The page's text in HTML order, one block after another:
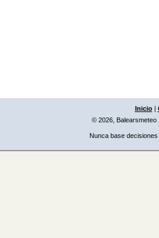
Inicio|
© 2026, Balearsmeteo
Nunca base